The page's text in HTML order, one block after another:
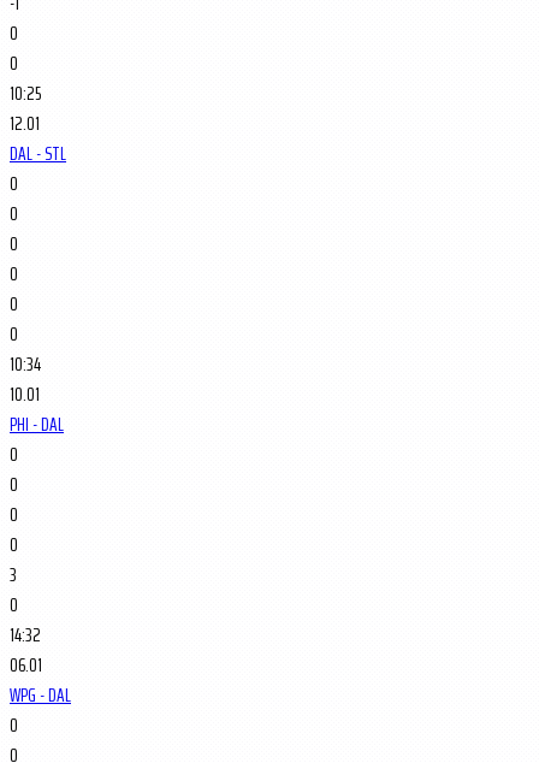
0
0
10:25
12.01
DAL - STL
0
0
0
0
0
0
10:34
10.01
PHI - DAL
0
0
0
0
3
0
14:32
06.01
WPG - DAL
0
0